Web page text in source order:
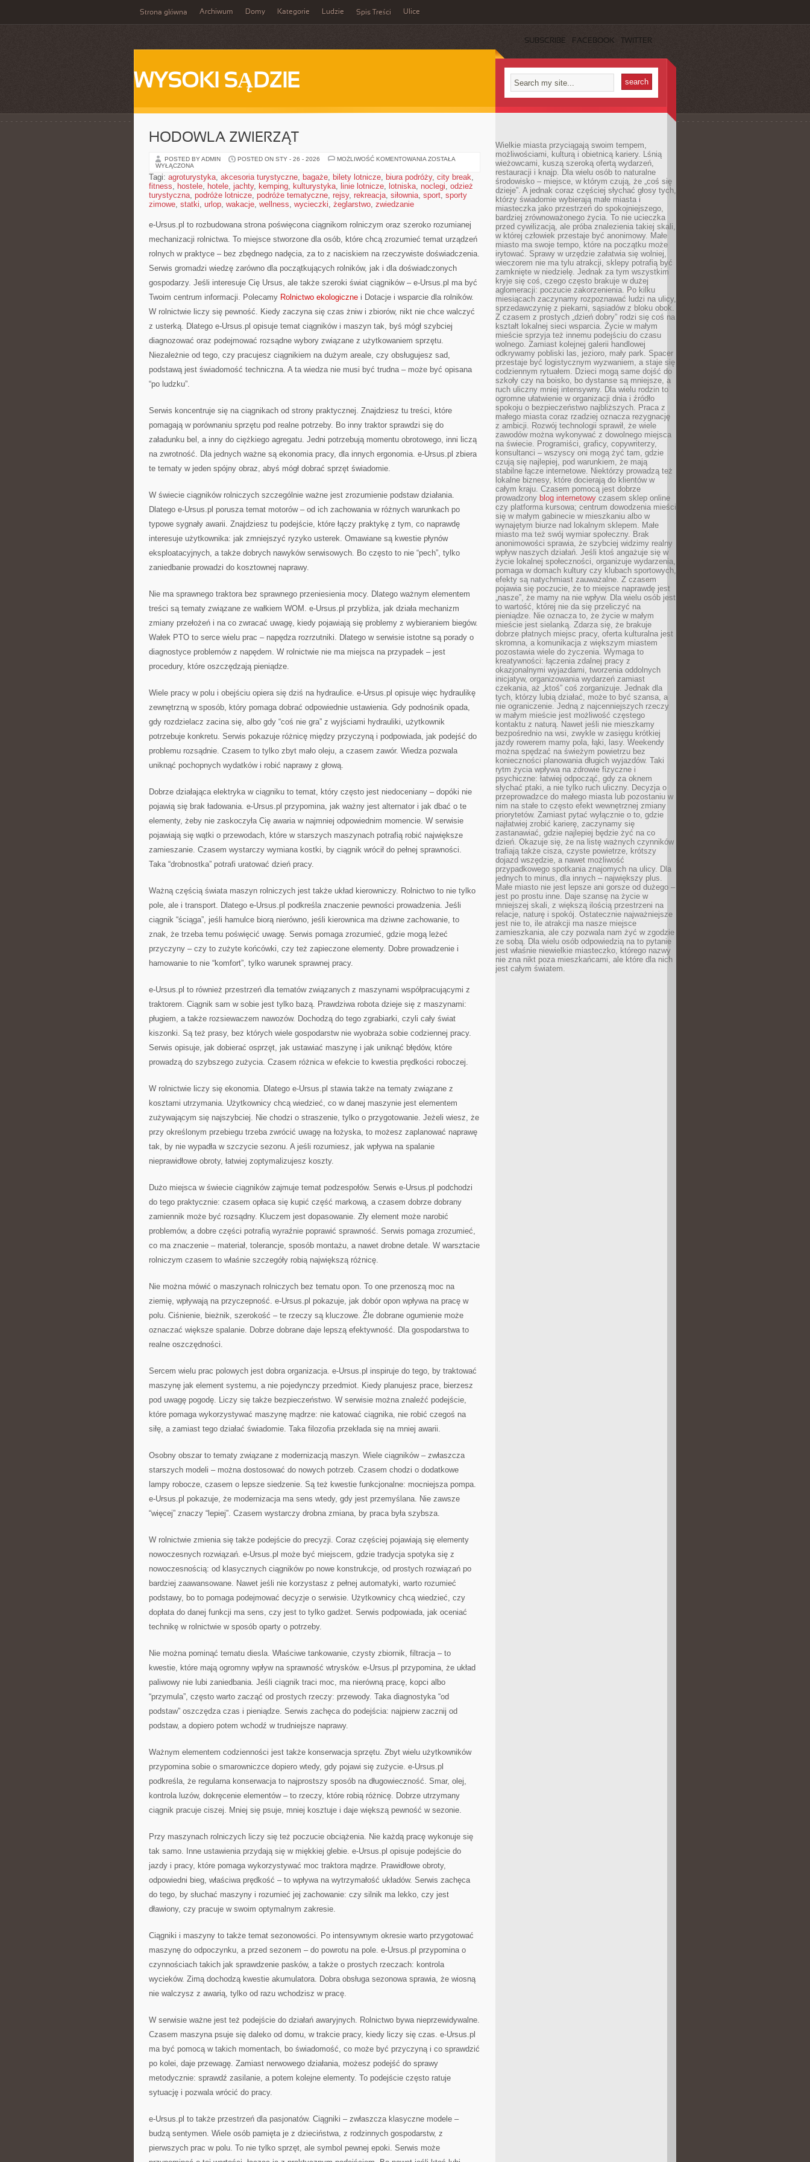
Strona główna Archiwum Domy Kategorie Ludzie Spis Treści Ulice
SUBSCRIBE FACEBOOK TWITTER
WYSOKI SĄDZIE
HODOWLA ZWIERZĄT
POSTED BY ADMIN POSTED ON STY - 26 - 2026 MOŻLIWOŚĆ KOMENTOWANIA HODOWLA
ZOSTAŁA
WYŁĄCZONA
Tagi: agroturystyka, akcesoria turystyczne, bagaże, bilety lotnicze, biura podróży, city break,
fitness, hostele, hotele, jachty, kemping, kulturystyka, linie lotnicze, lotniska, noclegi, odzież
turystyczna, podróże lotnicze, podróże tematyczne, rejsy, rekreacja, siłownia, sport, sporty
zimowe, statki, urlop, wakacje, wellness, wycieczki, żeglarstwo, zwiedzanie
e-Ursus.pl to rozbudowana strona poświęcona ciągnikom rolniczym oraz szeroko rozumianej
mechanizacji rolnictwa. To miejsce stworzone dla osób, które chcą zrozumieć temat urządzeń
rolnych w praktyce – bez zbędnego nadęcia, za to z naciskiem na rzeczywiste doświadczenia.
Serwis gromadzi wiedzę zarówno dla początkujących rolników, jak i dla doświadczonych
gospodarzy. Jeśli interesuje Cię Ursus, ale także szeroki świat ciągników – e-Ursus.pl ma być
Twoim centrum informacji. Polecamy Rolnictwo ekologiczne i Dotacje i wsparcie dla rolników.
W rolnictwie liczy się pewność. Kiedy zaczyna się czas żniw i zbiorów, nikt nie chce walczyć
z usterką. Dlatego e-Ursus.pl opisuje temat ciągników i maszyn tak, byś mógł szybciej
diagnozować oraz podejmować rozsądne wybory związane z użytkowaniem sprzętu.
Niezależnie od tego, czy pracujesz ciągnikiem na dużym areale, czy obsługujesz sad,
podstawą jest świadomość techniczna. A ta wiedza nie musi być trudna – może być opisana
“po ludzku”.
Serwis koncentruje się na ciągnikach od strony praktycznej. Znajdziesz tu treści, które
pomagają w porównaniu sprzętu pod realne potrzeby. Bo inny traktor sprawdzi się do
załadunku bel, a inny do ciężkiego agregatu. Jedni potrzebują momentu obrotowego, inni liczą
na zwrotność. Dla jednych ważne są ekonomia pracy, dla innych ergonomia. e-Ursus.pl zbiera
te tematy w jeden spójny obraz, abyś mógł dobrać sprzęt świadomie.
W świecie ciągników rolniczych szczególnie ważne jest zrozumienie podstaw działania.
Dlatego e-Ursus.pl porusza temat motorów – od ich zachowania w różnych warunkach po
typowe sygnały awarii. Znajdziesz tu podejście, które łączy praktykę z tym, co naprawdę
interesuje użytkownika: jak zmniejszyć ryzyko usterek. Omawiane są kwestie płynów
eksploatacyjnych, a także dobrych nawyków serwisowych. Bo często to nie “pech”, tylko
zaniedbanie prowadzi do kosztownej naprawy.
Nie ma sprawnego traktora bez sprawnego przeniesienia mocy. Dlatego ważnym elementem
treści są tematy związane ze wałkiem WOM. e-Ursus.pl przybliża, jak działa mechanizm
zmiany przełożeń i na co zwracać uwagę, kiedy pojawiają się problemy z wybieraniem biegów.
Wałek PTO to serce wielu prac – napędza rozrzutniki. Dlatego w serwisie istotne są porady o
diagnostyce problemów z napędem. W rolnictwie nie ma miejsca na przypadek – jest
procedury, które oszczędzają pieniądze.
Wiele pracy w polu i obejściu opiera się dziś na hydraulice. e-Ursus.pl opisuje więc hydraulikę
zewnętrzną w sposób, który pomaga dobrać odpowiednie ustawienia. Gdy podnośnik opada,
gdy rozdzielacz zacina się, albo gdy “coś nie gra” z wyjściami hydrauliki, użytkownik
potrzebuje konkretu. Serwis pokazuje różnicę między przyczyną i podpowiada, jak podejść do
problemu rozsądnie. Czasem to tylko zbyt mało oleju, a czasem zawór. Wiedza pozwala
uniknąć pochopnych wydatków i robić naprawy z głową.
Dobrze działająca elektryka w ciągniku to temat, który często jest niedoceniany – dopóki nie
pojawią się brak ładowania. e-Ursus.pl przypomina, jak ważny jest alternator i jak dbać o te
elementy, żeby nie zaskoczyła Cię awaria w najmniej odpowiednim momencie. W serwisie
pojawiają się wątki o przewodach, które w starszych maszynach potrafią robić największe
zamieszanie. Czasem wystarczy wymiana kostki, by ciągnik wrócił do pełnej sprawności.
Taka “drobnostka” potrafi uratować dzień pracy.
Ważną częścią świata maszyn rolniczych jest także układ kierowniczy. Rolnictwo to nie tylko
pole, ale i transport. Dlatego e-Ursus.pl podkreśla znaczenie pewności prowadzenia. Jeśli
ciągnik “ściąga”, jeśli hamulce biorą nierówno, jeśli kierownica ma dziwne zachowanie, to
znak, że trzeba temu poświęcić uwagę. Serwis pomaga zrozumieć, gdzie mogą leżeć
przyczyny – czy to zużyte końcówki, czy też zapieczone elementy. Dobre prowadzenie i
hamowanie to nie “komfort”, tylko warunek sprawnej pracy.
e-Ursus.pl to również przestrzeń dla tematów związanych z maszynami współpracującymi z
traktorem. Ciągnik sam w sobie jest tylko bazą. Prawdziwa robota dzieje się z maszynami:
pługiem, a także rozsiewaczem nawozów. Dochodzą do tego zgrabiarki, czyli cały świat
kiszonki. Są też prasy, bez których wiele gospodarstw nie wyobraża sobie codziennej pracy.
Serwis opisuje, jak dobierać osprzęt, jak ustawiać maszynę i jak uniknąć błędów, które
prowadzą do szybszego zużycia. Czasem różnica w efekcie to kwestia prędkości roboczej.
W rolnictwie liczy się ekonomia. Dlatego e-Ursus.pl stawia także na tematy związane z
kosztami utrzymania. Użytkownicy chcą wiedzieć, co w danej maszynie jest elementem
zużywającym się najszybciej. Nie chodzi o straszenie, tylko o przygotowanie. Jeżeli wiesz, że
przy określonym przebiegu trzeba zwrócić uwagę na łożyska, to możesz zaplanować naprawę
tak, by nie wypadła w szczycie sezonu. A jeśli rozumiesz, jak wpływa na spalanie
nieprawidłowe obroty, łatwiej zoptymalizujesz koszty.
Dużo miejsca w świecie ciągników zajmuje temat podzespołów. Serwis e-Ursus.pl podchodzi
do tego praktycznie: czasem opłaca się kupić część markową, a czasem dobrze dobrany
zamiennik może być rozsądny. Kluczem jest dopasowanie. Zły element może narobić
problemów, a dobre części potrafią wyraźnie poprawić sprawność. Serwis pomaga zrozumieć,
co ma znaczenie – materiał, tolerancje, sposób montażu, a nawet drobne detale. W warsztacie
rolniczym czasem to właśnie szczegóły robią największą różnicę.
Nie można mówić o maszynach rolniczych bez tematu opon. To one przenoszą moc na
ziemię, wpływają na przyczepność. e-Ursus.pl pokazuje, jak dobór opon wpływa na pracę w
polu. Ciśnienie, bieżnik, szerokość – te rzeczy są kluczowe. Źle dobrane ogumienie może
oznaczać większe spalanie. Dobrze dobrane daje lepszą efektywność. Dla gospodarstwa to
realne oszczędności.
Sercem wielu prac polowych jest dobra organizacja. e-Ursus.pl inspiruje do tego, by traktować
maszynę jak element systemu, a nie pojedynczy przedmiot. Kiedy planujesz prace, bierzesz
pod uwagę pogodę. Liczy się także bezpieczeństwo. W serwisie można znaleźć podejście,
które pomaga wykorzystywać maszynę mądrze: nie katować ciągnika, nie robić czegoś na
siłę, a zamiast tego działać świadomie. Taka filozofia przekłada się na mniej awarii.
Osobny obszar to tematy związane z modernizacją maszyn. Wiele ciągników – zwłaszcza
starszych modeli – można dostosować do nowych potrzeb. Czasem chodzi o dodatkowe
lampy robocze, czasem o lepsze siedzenie. Są też kwestie funkcjonalne: mocniejsza pompa.
e-Ursus.pl pokazuje, że modernizacja ma sens wtedy, gdy jest przemyślana. Nie zawsze
“więcej” znaczy “lepiej”. Czasem wystarczy drobna zmiana, by praca była szybsza.
W rolnictwie zmienia się także podejście do precyzji. Coraz częściej pojawiają się elementy
nowoczesnych rozwiązań. e-Ursus.pl może być miejscem, gdzie tradycja spotyka się z
nowoczesnością: od klasycznych ciągników po nowe konstrukcje, od prostych rozwiązań po
bardziej zaawansowane. Nawet jeśli nie korzystasz z pełnej automatyki, warto rozumieć
podstawy, bo to pomaga podejmować decyzje o serwisie. Użytkownicy chcą wiedzieć, czy
dopłata do danej funkcji ma sens, czy jest to tylko gadżet. Serwis podpowiada, jak oceniać
technikę w rolnictwie w sposób oparty o potrzeby.
Nie można pominąć tematu diesla. Właściwe tankowanie, czysty zbiornik, filtracja – to
kwestie, które mają ogromny wpływ na sprawność wtrysków. e-Ursus.pl przypomina, że układ
paliwowy nie lubi zaniedbania. Jeśli ciągnik traci moc, ma nierówną pracę, kopci albo
“przymula”, często warto zacząć od prostych rzeczy: przewody. Taka diagnostyka “od
podstaw” oszczędza czas i pieniądze. Serwis zachęca do podejścia: najpierw zacznij od
podstaw, a dopiero potem wchodź w trudniejsze naprawy.
Ważnym elementem codzienności jest także konserwacja sprzętu. Zbyt wielu użytkowników
przypomina sobie o smarowniczce dopiero wtedy, gdy pojawi się zużycie. e-Ursus.pl
podkreśla, że regularna konserwacja to najprostszy sposób na długowieczność. Smar, olej,
kontrola luzów, dokręcenie elementów – to rzeczy, które robią różnicę. Dobrze utrzymany
ciągnik pracuje ciszej. Mniej się psuje, mniej kosztuje i daje większą pewność w sezonie.
Przy maszynach rolniczych liczy się też poczucie obciążenia. Nie każdą pracę wykonuje się
tak samo. Inne ustawienia przydają się w miękkiej glebie. e-Ursus.pl opisuje podejście do
jazdy i pracy, które pomaga wykorzystywać moc traktora mądrze. Prawidłowe obroty,
odpowiedni bieg, właściwa prędkość – to wpływa na wytrzymałość układów. Serwis zachęca
do tego, by słuchać maszyny i rozumieć jej zachowanie: czy silnik ma lekko, czy jest
dławiony, czy pracuje w swoim optymalnym zakresie.
Ciągniki i maszyny to także temat sezonowości. Po intensywnym okresie warto przygotować
maszynę do odpoczynku, a przed sezonem – do powrotu na pole. e-Ursus.pl przypomina o
czynnościach takich jak sprawdzenie pasków, a także o prostych rzeczach: kontrola
wycieków. Zimą dochodzą kwestie akumulatora. Dobra obsługa sezonowa sprawia, że wiosną
nie walczysz z awarią, tylko od razu wchodzisz w pracę.
W serwisie ważne jest też podejście do działań awaryjnych. Rolnictwo bywa nieprzewidywalne.
Czasem maszyna psuje się daleko od domu, w trakcie pracy, kiedy liczy się czas. e-Ursus.pl
ma być pomocą w takich momentach, bo świadomość, co może być przyczyną i co sprawdzić
po kolei, daje przewagę. Zamiast nerwowego działania, możesz podejść do sprawy
metodycznie: sprawdź zasilanie, a potem kolejne elementy. To podejście często ratuje
sytuację i pozwala wrócić do pracy.
e-Ursus.pl to także przestrzeń dla pasjonatów. Ciągniki – zwłaszcza klasyczne modele –
budzą sentymen. Wiele osób pamięta je z dzieciństwa, z rodzinnych gospodarstw, z
pierwszych prac w polu. To nie tylko sprzęt, ale symbol pewnej epoki. Serwis może
Wielkie miasta przyciągają swoim tempem,
możliwościami, kulturą i obietnicą kariery. Lśnią
wieżowcami, kuszą szeroką ofertą wydarzeń,
restauracji i knajp. Dla wielu osób to naturalne
środowisko – miejsce, w którym czują, że „coś się
dzieje”. A jednak coraz częściej słychać głosy tych,
którzy świadomie wybierają małe miasta i
miasteczka jako przestrzeń do spokojniejszego,
bardziej zrównoważonego życia. To nie ucieczka
przed cywilizacją, ale próba znalezienia takiej skali,
w której człowiek przestaje być anonimowy. Małe
miasto ma swoje tempo, które na początku może
irytować. Sprawy w urzędzie załatwia się wolniej,
wieczorem nie ma tylu atrakcji, sklepy potrafią być
zamknięte w niedzielę. Jednak za tym wszystkim
kryje się coś, czego często brakuje w dużej
aglomeracji: poczucie zakorzenienia. Po kilku
miesiącach zaczynamy rozpoznawać ludzi na ulicy,
sprzedawczynię z piekarni, sąsiadów z bloku obok.
Z czasem z prostych „dzień dobry” rodzi się coś na
kształt lokalnej sieci wsparcia. Życie w małym
mieście sprzyja też innemu podejściu do czasu
wolnego. Zamiast kolejnej galerii handlowej
odkrywamy pobliski las, jezioro, mały park. Spacer
przestaje być logistycznym wyzwaniem, a staje się
codziennym rytuałem. Dzieci mogą same dojść do
szkoły czy na boisko, bo dystanse są mniejsze, a
ruch uliczny mniej intensywny. Dla wielu rodzin to
ogromne ułatwienie w organizacji dnia i źródło
spokoju o bezpieczeństwo najbliższych. Praca z
małego miasta coraz rzadziej oznacza rezygnację
z ambicji. Rozwój technologii sprawił, że wiele
zawodów można wykonywać z dowolnego miejsca
na świecie. Programiści, graficy, copywriterzy,
konsultanci – wszyscy oni mogą żyć tam, gdzie
czują się najlepiej, pod warunkiem, że mają
stabilne łącze internetowe. Niektórzy prowadzą też
lokalne biznesy, które docierają do klientów w
całym kraju. Czasem pomocą jest dobrze
prowadzony blog internetowy czasem sklep online
czy platforma kursowa; centrum dowodzenia mieści
się w małym gabinecie w mieszkaniu albo w
wynajętym biurze nad lokalnym sklepem. Małe
miasto ma też swój wymiar społeczny. Brak
anonimowości sprawia, że szybciej widzimy realny
wpływ naszych działań. Jeśli ktoś angażuje się w
życie lokalnej społeczności, organizuje wydarzenia,
pomaga w domach kultury czy klubach sportowych,
efekty są natychmiast zauważalne. Z czasem
pojawia się poczucie, że to miejsce naprawdę jest
„nasze”, że mamy na nie wpływ. Dla wielu osób jest
to wartość, której nie da się przeliczyć na
pieniądze. Nie oznacza to, że życie w małym
mieście jest sielanką. Zdarza się, że brakuje
dobrze płatnych miejsc pracy, oferta kulturalna jest
skromna, a komunikacja z większym miastem
pozostawia wiele do życzenia. Wymaga to
kreatywności: łączenia zdalnej pracy z
okazjonalnymi wyjazdami, tworzenia oddolnych
inicjatyw, organizowania wydarzeń zamiast
czekania, aż „ktoś” coś zorganizuje. Jednak dla
tych, którzy lubią działać, może to być szansa, a
nie ograniczenie. Jedną z najcenniejszych rzeczy
w małym mieście jest możliwość częstego
kontaktu z naturą. Nawet jeśli nie mieszkamy
bezpośrednio na wsi, zwykle w zasięgu krótkiej
jazdy rowerem mamy pola, łąki, lasy. Weekendy
można spędzać na świeżym powietrzu bez
konieczności planowania długich wyjazdów. Taki
rytm życia wpływa na zdrowie fizyczne i
psychiczne: łatwiej odpocząć, gdy za oknem
słychać ptaki, a nie tylko ruch uliczny. Decyzja o
przeprowadzce do małego miasta lub pozostaniu w
nim na stałe to często efekt wewnętrznej zmiany
priorytetów. Zamiast pytać wyłącznie o to, gdzie
najłatwiej zrobić karierę, zaczynamy się
zastanawiać, gdzie najlepiej będzie żyć na co
dzień. Okazuje się, że na listę ważnych czynników
trafiają także cisza, czyste powietrze, krótszy
dojazd wszędzie, a nawet możliwość
przypadkowego spotkania znajomych na ulicy. Dla
jednych to minus, dla innych – największy plus.
Małe miasto nie jest lepsze ani gorsze od dużego –
jest po prostu inne. Daje szansę na życie w
mniejszej skali, z większą ilością przestrzeni na
relacje, naturę i spokój. Ostatecznie najważniejsze
jest nie to, ile atrakcji ma nasze miejsce
zamieszkania, ale czy pozwala nam żyć w zgodzie
ze sobą. Dla wielu osób odpowiedzią na to pytanie
jest właśnie niewielkie miasteczko, którego nazwy
nie zna nikt poza mieszkańcami, ale które dla nich
jest całym światem.